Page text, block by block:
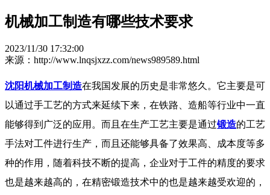
机械加工制造有哪些技术要求
2023/11/30 17:32:00
来源：http://www.lnqsjxzz.com/news989589.html
沈阳机械加工制造在我国发展的历史是非常悠久。它主要是可
以通过手工艺的方式来延续下来，在铁路、造船等行业中一直
能够得到广泛的应用。而且在生产工艺主要是通过锻造的工艺
手法对工件进行生产，而且还能够具备了效果高、成本度等多
种的作用，随着科技不断的提高，企业对于工件的精度的要求
也是越来越高的，在精密锻造技术中的也是越来越受欢迎的，